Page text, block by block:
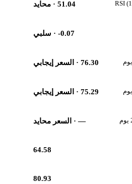
51.04· محايد
-0.07· سلبي
76.30· السعر إيجابي
75.29· السعر إيجابي
—· السعر محايد
64.58
80.93